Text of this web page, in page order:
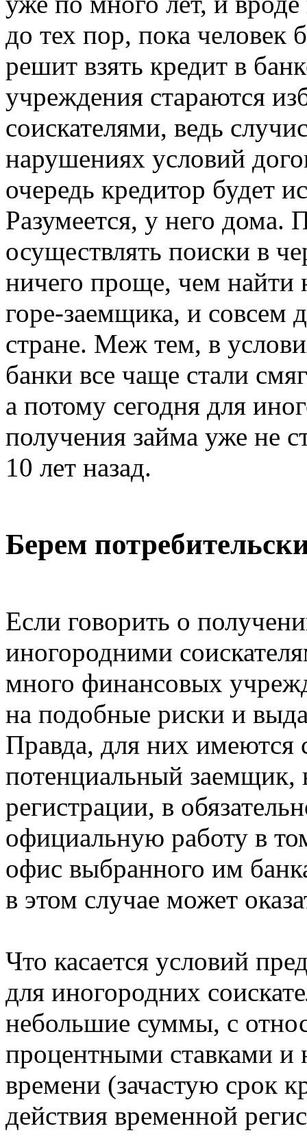
до тех пор, пока человек
решит взять кредит в
учреждения стараются
соискателями, ведь
нарушениях условий
очередь кредитор будет
Разумеется, у него дома.
осуществлять поиски в
ничего проще, чем найти
горе-заемщика, и совсем
стране. Меж тем, в
банки все чаще стали
а потому сегодня для
получения займа уже не
10 лет назад.
Берем
Если говорить о
иногородними
много финансовых
на подобные риски и
Правда, для них имеются
потенциальный
регистрации, в
официальную работу в
офис выбранного им
в этом случае может
Что касается условий
для иногородних
небольшие суммы, с
процентными ставками и
времени (зачастую срок
действия временной